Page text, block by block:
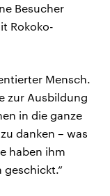
Besucher
Rokoko-
Mensch.
zur Ausbildung
in die ganze
danken – was
haben ihm